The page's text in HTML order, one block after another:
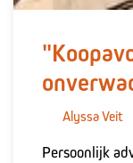
Alyssa Veit
Persoonlijk